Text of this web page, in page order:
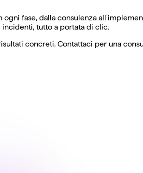
ogni fase, dalla consulenza
tutto a portata di clic.
concreti. Contattaci per una